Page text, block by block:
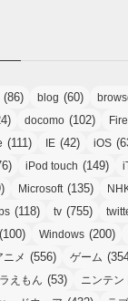
(86) blog (60)
docomo (102)
(111) IE (42) iOS
iPod touch (149)
Microsoft (135)
(118) tv (755)
(100) Windows (200)
ニメ (556) ゲーム
えもん (53) ニンテ